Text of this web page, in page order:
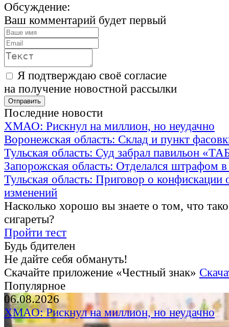
Обсуждение:
Ваш комментарий будет первый
Я подтверждаю своё согласие
на получение новостной рассылки
Последние новости
ХМАО: Рискнул на миллион, но неудачно
Воронежская область: Склад и пункт
Тульская область: Суд забрал павильон
Запорожская область: Отделался штрафом
Тульская область: Приговор о конфискации
изменений
Насколько хорошо вы знаете о том, что
сигареты?
Пройти тест
Будь бдителен
Не дайте себя обмануть!
Скачайте приложение «Честный знак»
Популярное
06.08.2026
ХМАО: Рискнул на миллион, но неудачно